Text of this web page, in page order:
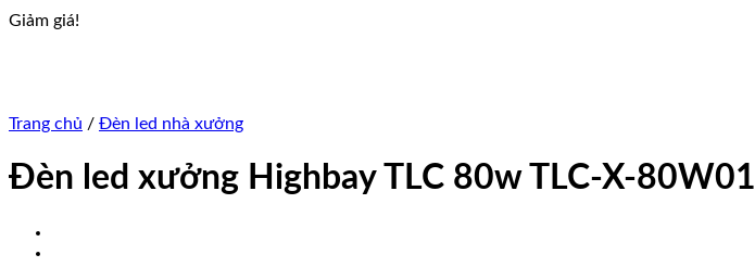
Giảm giá!
Trang chủ / Đèn led nhà xưởng
Đèn led xưởng Highbay TLC 80w TLC-X-80W01